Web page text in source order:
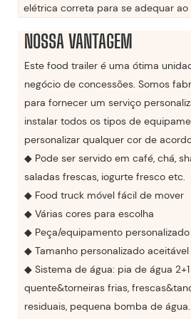
elétrica correta para se adequar ao
NOSSA VANTAGEM
Este food trailer é uma ótima
negócio de concessões. Somos
para fornecer um serviço
instalar todos os tipos de
personalizar qualquer cor de
◆ Pode ser servido em café, chá,
saladas frescas, iogurte fresco etc.
◆ Food truck móvel fácil de mover
◆ Várias cores para escolha
◆ Peça/equipamento
◆ Tamanho personalizado aceitável
◆ Sistema de água: pia de água
quente&torneiras frias,
residuais, pequena bomba de água.